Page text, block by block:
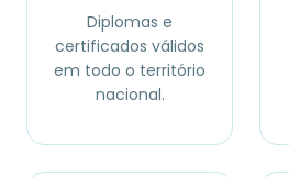
Diplomas e
certificados válidos
em todo o território
nacional.